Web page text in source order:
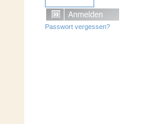
Passwort vergessen?